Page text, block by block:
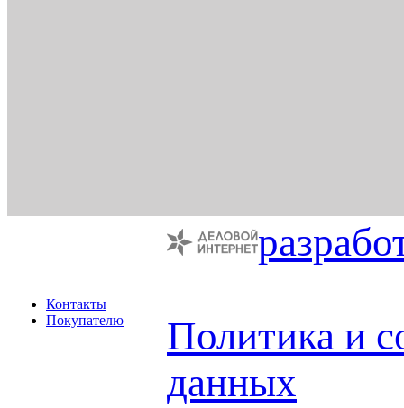
Контакты
Покупателю
Политика и
данных